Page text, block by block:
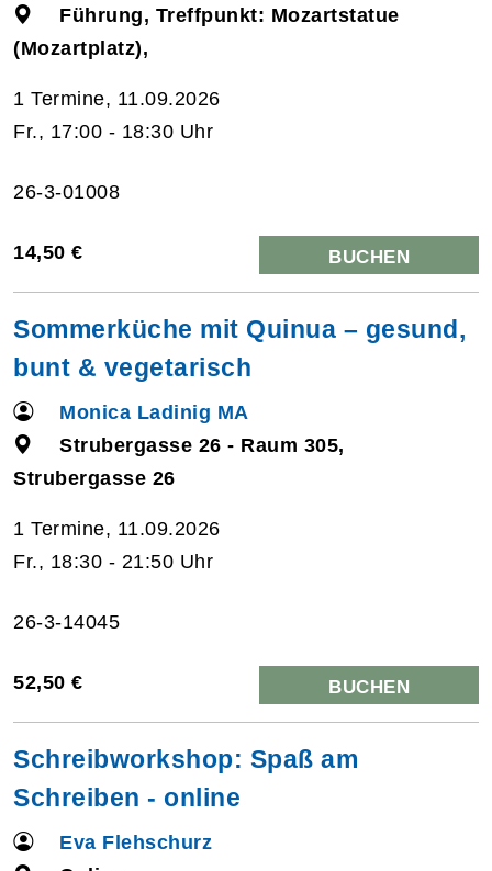
Führung, Treffpunkt: Mozartstatue
(Mozartplatz),
1 Termine, 11.09.2026
Fr., 17:00 - 18:30 Uhr
26-3-01008
14,50 € BUCHEN
Sommerküche mit Quinua – gesund,
bunt & vegetarisch
Monica Ladinig MA
Strubergasse 26 - Raum 305,
Strubergasse 26
1 Termine, 11.09.2026
Fr., 18:30 - 21:50 Uhr
26-3-14045
52,50 € BUCHEN
Schreibworkshop: Spaß am
Schreiben - online
Eva Flehschurz